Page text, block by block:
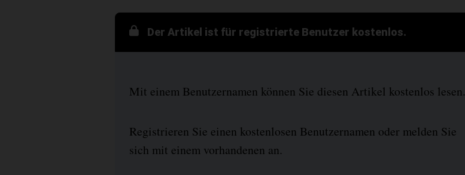
Der Artikel ist für registrierte Benutzer kostenlos.
Mit einem Benutzernamen können Sie diesen Artikel kostenlos lesen.
Registrieren Sie einen kostenlosen Benutzernamen oder melden Sie
sich mit einem vorhandenen an.